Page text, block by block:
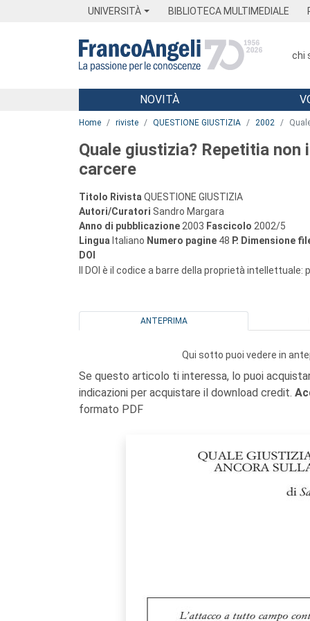
UNIVERSITÀ BIBLIOTECA MULTIMEDIALE
chi
Menu
NOVITÀ
Home riviste QUESTIONE GIUSTIZIA 2002
Quale giustizia? Repetitia non
carcere
Titolo Rivista QUESTIONE GIUSTIZIA
Autori/Curatori Sandro Margara
Anno di pubblicazione 2003 Fascicolo 2002/5
Lingua Italiano Numero pagine 48 P. Dimensione
DOI
Il DOI è il codice a barre della proprietà intellettuale:
ANTEPRIMA
Qui sotto puoi vedere in
Se questo articolo ti interessa, lo puoi
indicazioni per acquistare il download credit.
formato PDF